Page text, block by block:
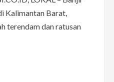
Kalimantan Barat,
terendam dan ratusan